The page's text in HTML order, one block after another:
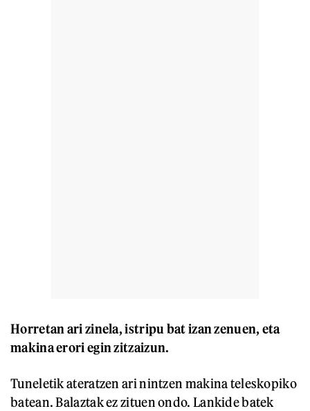
Horretan ari zinela, istripu bat izan zenuen, eta
makina erori egin zitzaizun.
Tuneletik ateratzen ari nintzen makina teleskopiko
batean. Balaztak ez zituen ondo. Lankide batek